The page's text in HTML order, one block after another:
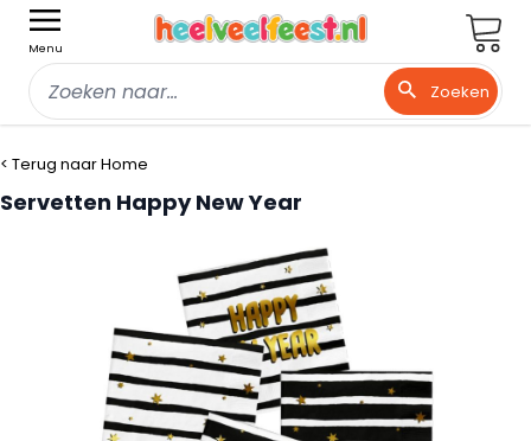
Menu
Zoeken
< Terug naar Home
Servetten Happy New Year